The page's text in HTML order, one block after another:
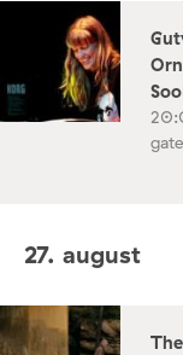
27. august